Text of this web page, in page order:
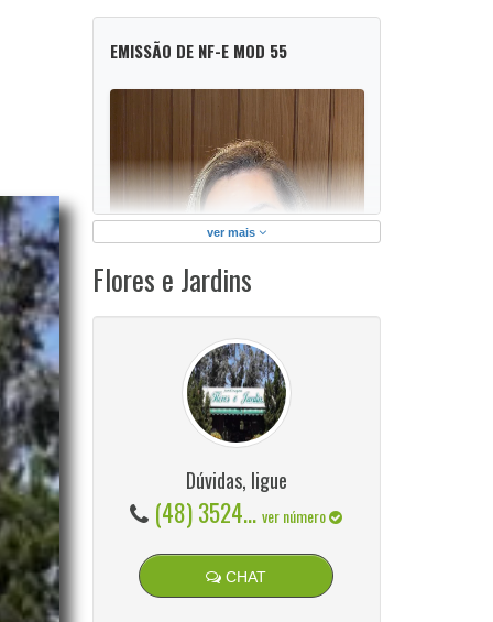
EMISSÃO DE NF-E MOD 55
O sistema
simplifica e agiliza a
emissão de Nota Fiscal Eletrônica (NF-e
Modelo 55) para a sua empresa.
ver mais
Flores e Jardins
Dúvidas, ligue
(48) 3524...ver número
CHAT